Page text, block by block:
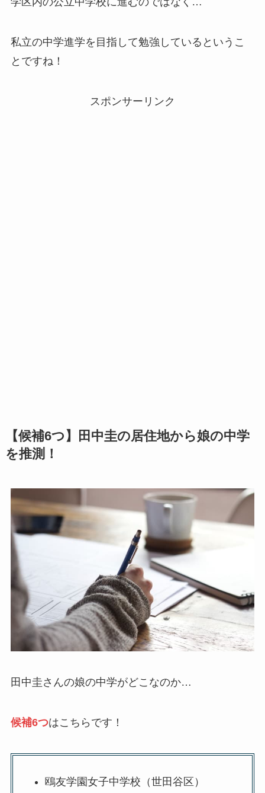
私立の中学進学を目指して勉強しているというこ
とですね！
スポンサーリンク
【候補6つ】田中圭の居住地から娘の中学
を推測！
田中圭さんの娘の中学がどこなのか…
候補6つはこちらです！
鴎友学園女子中学校（世田谷区）